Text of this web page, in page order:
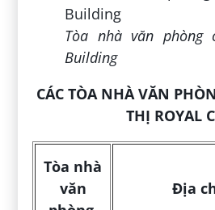
Tòa nhà văn phòng
Building
CÁC TÒA NHÀ VĂN
THỊ ROYAL
Tòa nhà
văn
Địa